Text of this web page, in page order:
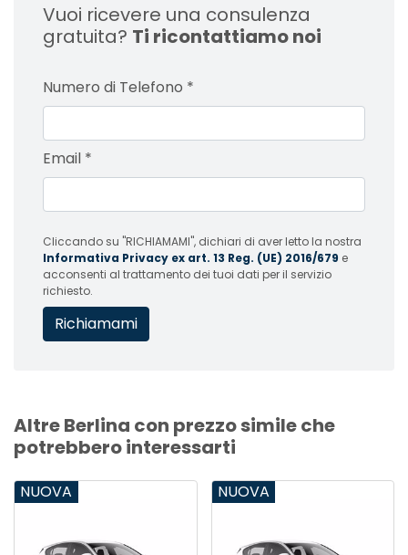
Vuoi ricevere una consulenza
gratuita? Ti ricontattiamo noi
Numero di Telefono *
Email *
Cliccando su "RICHIAMAMI", dichiari di aver letto la nostra
Informativa Privacy ex art. 13 Reg. (UE) 2016/679 e
acconsenti al trattamento dei tuoi dati per il servizio
richiesto.
Altre Berlina con prezzo simile che
potrebbero interessarti
NUOVA NUOVA